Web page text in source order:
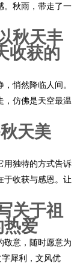
。秋雨，带走了一
秋天丰
收获的
悄然降临人间。
，仿佛是天空最温
秋天美
用独特的方式告诉
于收获与感恩。让
关于祖
热爱
敬意，随时愿意为
犀利，文风优